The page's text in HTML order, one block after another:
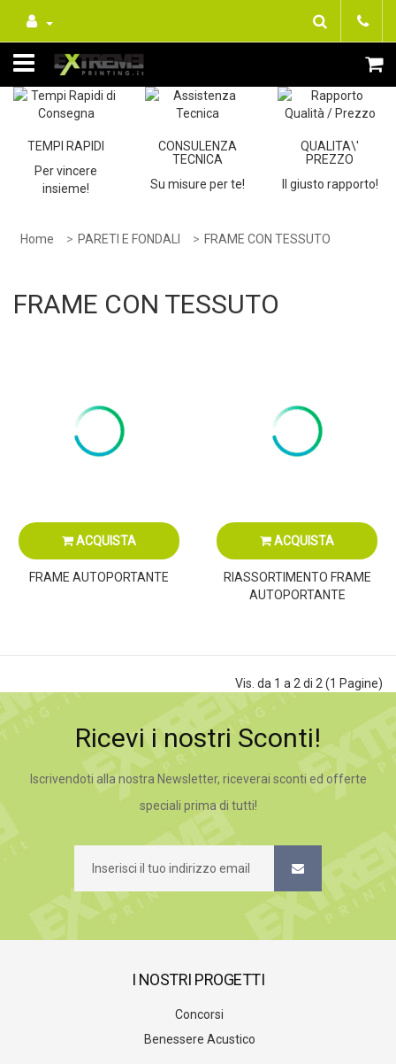
TEMPI RAPIDI
Per vincere
insieme!
CONSULENZA
TECNICA
Su misure per te!
QUALITA\'
PREZZO
Il giusto rapporto!
Home PARETI E FONDALI FRAME CON TESSUTO
FRAME CON TESSUTO
ACQUISTA
FRAME AUTOPORTANTE
ACQUISTA
RIASSORTIMENTO FRAME
AUTOPORTANTE
Vis. da 1 a 2 di 2 (1 Pagine)
Ricevi i nostri Sconti!
Iscrivendoti alla nostra Newsletter, riceverai sconti ed offerte
speciali prima di tutti!
I NOSTRI PROGETTI
Concorsi
Benessere Acustico